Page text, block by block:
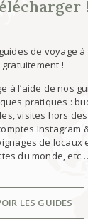
!
de voyage
gratuitement !
à l’aide de nos
pratiques :
visites hors
Instagram
de locaux
du monde, etc…
LES GUIDES